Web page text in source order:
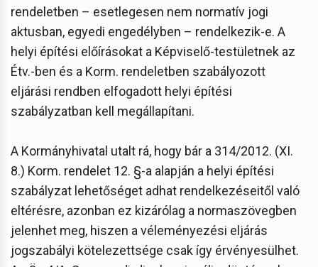
rendeletben – esetlegesen nem normatív jogi
aktusban, egyedi engedélyben – rendelkezik-e. A
helyi építési előírásokat a Képviselő-testületnek az
Étv.-ben és a Korm. rendeletben szabályozott
eljárási rendben elfogadott helyi építési
szabályzatban kell megállapítani.
A Kormányhivatal utalt rá, hogy bár a 314/2012. (XI.
8.) Korm. rendelet 12. §-a alapján a helyi építési
szabályzat lehetőséget adhat rendelkezéseitől való
eltérésre, azonban ez kizárólag a normaszövegben
jelenhet meg, hiszen a véleményezési eljárás
jogszabályi kötelezettsége csak így érvényesülhet.